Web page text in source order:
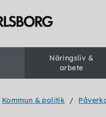
Näringsliv &
arbete
Kommun & politik